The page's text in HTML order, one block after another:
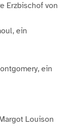
Erzbischof von
ein
ein
Louison